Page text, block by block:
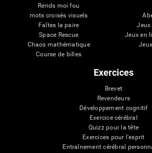
Rends moi fou
mots croisés visuels
Faîtes la paire
Space Rescue
Chaos mathématique
Course de billes
Jeux
Jeux en
Exercices
Brevet
Revendeurs
Développement cognitif
Exercice cérébral
Quizz pour la tête
Exercices pour l'esprit
Entraînement cérébral